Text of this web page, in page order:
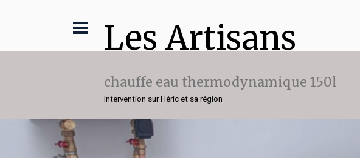
Les Artisans
chauffe eau thermodynamique 150l
Intervention sur Héric et sa région